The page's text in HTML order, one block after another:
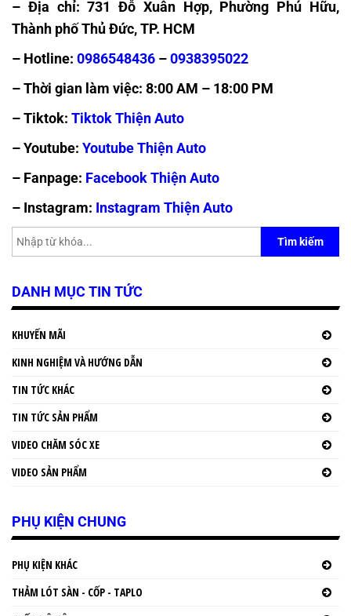
– Địa chỉ: 731 Đỗ Xuân Hợp, Phường Phú Hữu,
Thành phố Thủ Đức, TP. HCM
– Hotline: 0986548436 –0938395022
– Thời gian làm việc: 8:00 AM – 18:00 PM
– Tiktok: Tiktok Thiện Auto
– Youtube: Youtube Thiện Auto
– Fanpage: Facebook Thiện Auto
– Instagram: Instagram Thiện Auto
Tìm kiếm
DANH MỤC TIN TỨC
KHUYẾN MÃI
KINH NGHIỆM VÀ HƯỚNG DẪN
TIN TỨC KHÁC
TIN TỨC SẢN PHẨM
VIDEO CHĂM SÓC XE
VIDEO SẢN PHẨM
PHỤ KIỆN CHUNG
PHỤ KIỆN KHÁC
THẢM LÓT SÀN - CỐP - TAPLO